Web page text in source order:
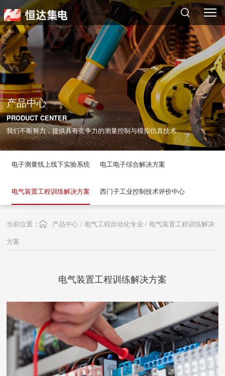
搜索
产品中心
PRODUCT CENTER
我们不断努力，提供具有竞争力的测量控制与模拟仿真技术
电子测量线上线下实验系统 电工电子综合解决方案
电气装置工程训练解决方案 西门子工业控制技术评价中心
当前位置：
产品中心 / 电气工程自动化专业 / 电气装置工程训练解决
方案
电气装置工程训练解决方案